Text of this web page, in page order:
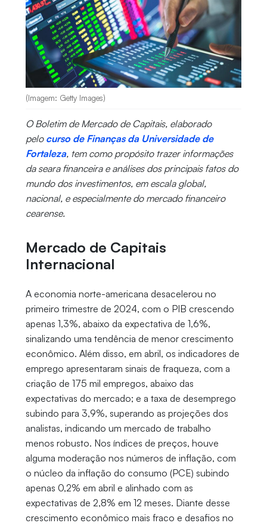
(Imagem: Getty Images)
O Boletim de Mercado de Capitais, elaborado
pelo curso de Finanças da Universidade de
Fortaleza, tem como propósito trazer informações
da seara financeira e análises dos principais fatos do
mundo dos investimentos, em escala global,
nacional, e especialmente do mercado financeiro
cearense.
Mercado de Capitais
Internacional
A economia norte-americana desacelerou no
primeiro trimestre de 2024, com o PIB crescendo
apenas 1,3%, abaixo da expectativa de 1,6%,
sinalizando uma tendência de menor crescimento
econômico. Além disso, em abril, os indicadores de
emprego apresentaram sinais de fraqueza, com a
criação de 175 mil empregos, abaixo das
expectativas do mercado; e a taxa de desemprego
subindo para 3,9%, superando as projeções dos
analistas, indicando um mercado de trabalho
menos robusto. Nos índices de preços, houve
alguma moderação nos números de inflação, com
o núcleo da inflação do consumo (PCE) subindo
apenas 0,2% em abril e alinhado com as
expectativas de 2,8% em 12 meses. Diante desse
crescimento econômico mais fraco e desafios no